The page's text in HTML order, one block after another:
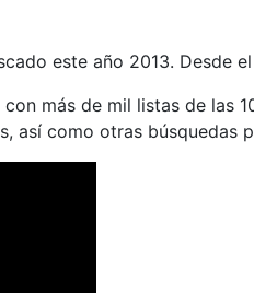
este año 2013. Desde
más de mil listas de
así como otras búsquedas